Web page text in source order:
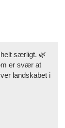
særligt. 🌿
er svær at
landskabet i